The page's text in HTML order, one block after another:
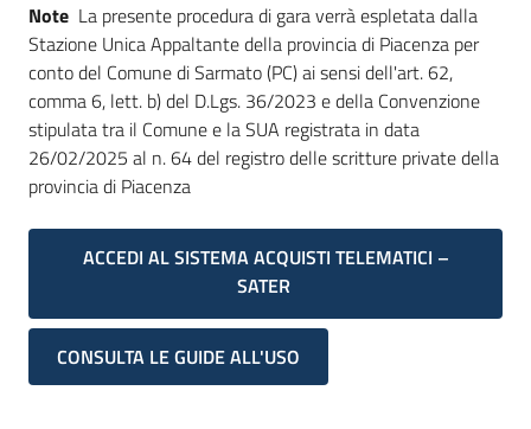
Note La presente procedura di gara verrà espletata dalla
Stazione Unica Appaltante della provincia di Piacenza per
conto del Comune di Sarmato (PC) ai sensi dell'art. 62,
comma 6, lett. b) del D.Lgs. 36/2023 e della Convenzione
stipulata tra il Comune e la SUA registrata in data
26/02/2025 al n. 64 del registro delle scritture private della
provincia di Piacenza
ACCEDI AL SISTEMA ACQUISTI TELEMATICI –
SATER
CONSULTA LE GUIDE ALL'USO